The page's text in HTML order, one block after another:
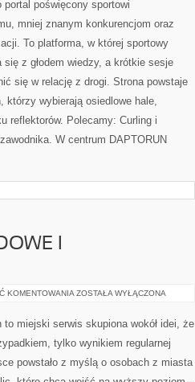
W
I
EKSTREMALNE
SKATE,
PARKOUR)
portal poświęcony sportowi
mniej znanym konkurencjom oraz
To platforma, w której sportowy
się z głodem wiedzy, a krótkie sesje
się w relację z drogi. Strona powstaje
którzy wybierają osiedlowe hale,
reflektorów. Polecamy: Curling i
W centrum DAPTORUN
I
KOMENTOWANIA ZŁOCIENIEC
NARODOWE
I
ZOSTAŁA WYŁĄCZONA
miejski serwis skupiona wokół idei, że
tylko wynikiem regularnej
powstało z myślą o osobach z miasta